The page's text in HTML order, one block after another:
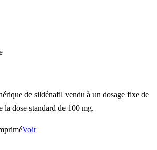
de sildénafil vendu à un dosage fixe de
la dose standard de 100 mg.
Voir